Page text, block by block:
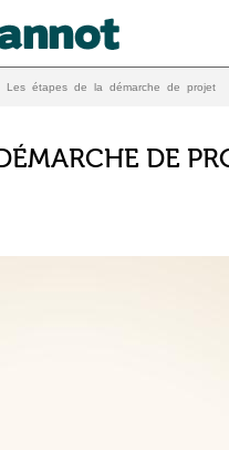
Les étapes de la démarche de projet
DE